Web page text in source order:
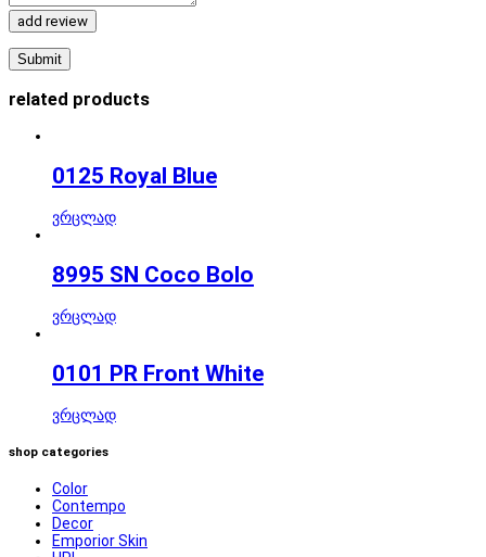
add review
related products
0125 Royal Blue
ვრცლად
8995 SN Coco Bolo
ვრცლად
0101 PR Front White
ვრცლად
shop categories
Color
Contempo
Decor
Emporior Skin